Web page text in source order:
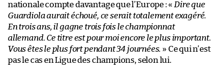
nationale compte davantage que l’Europe : « Dire que
Guardiola aurait échoué, ce serait totalement exagéré.
En trois ans, il gagne trois fois le championnat
allemand. Ce titre est pour moi encore le plus important.
Vous êtes le plus fort pendant 34 journées. » Ce qui n’est
pas le cas en Ligue des champions, selon lui.